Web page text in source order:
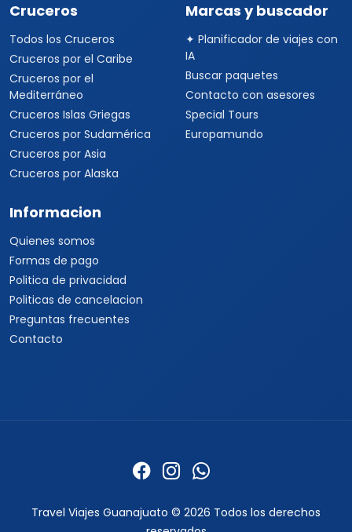
Cruceros
Todos los Cruceros
Cruceros por el Caribe
Cruceros por el
Mediterráneo
Cruceros Islas Griegas
Cruceros por Sudamérica
Cruceros por Asia
Cruceros por Alaska
Marcas y buscador
✦ Planificador de viajes con
IA
Buscar paquetes
Contacto con asesores
Special Tours
Europamundo
Informacion
Quienes somos
Formas de pago
Politica de privacidad
Politicas de cancelacion
Preguntas frecuentes
Contacto
Travel Viajes Guanajuato © 2026 Todos los derechos